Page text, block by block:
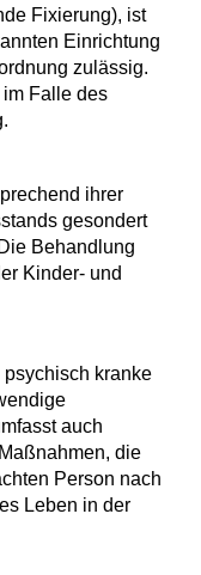
Fixierung), ist
Einrichtung
zulässig.
im Falle des
ihrer
gesondert
Behandlung
Kinder- und
kranke
auch
die
Person nach
Leben in der